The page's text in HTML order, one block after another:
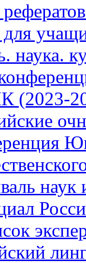
наука.
(2023-
наук